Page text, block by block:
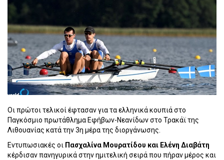
Οι πρώτοι τελικοί έφτασαν για τα ελληνικά κουπιά στο
Παγκόσμιο πρωτάθλημα Εφήβων-Νεανίδων στο Τρακάϊ της
Λιθουανίας κατά την 3η μέρα της διοργάνωσης.
Εντυπωσιακές οι Πασχαλίνα Μουρατίδου και Ελένη Διαβάτη
κέρδισαν πανηγυρικά στην ημιτελική σειρά που πήραν μέρος και